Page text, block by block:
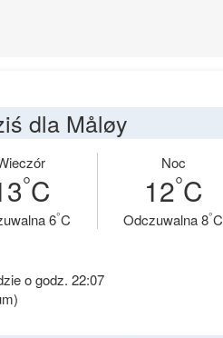
dla Måløy
°C
6°C
Noc
12°C
Odczuwalna 8°C
o godz. 22:07